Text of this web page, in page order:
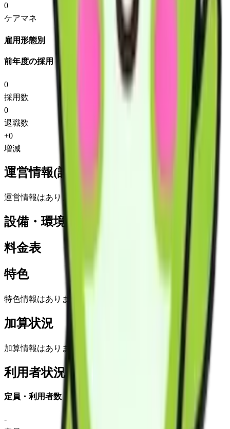
0
ケアマネ
雇用形態別
前年度の採用・退職
0
採用数
0
退職数
+0
増減
運営情報(詳細)
運営情報はありません
設備・環境
料金表
特色
特色情報はありません
加算状況
加算情報はありません
利用者状況
定員・利用者数
-